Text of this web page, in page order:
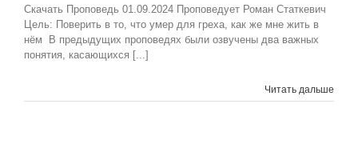
01.09.2024
Воскресная
проповедь,
Скачать Проповедь 01.09.2024 Проповедует Роман Статкевич
Цель: Поверить в то, что умер для греха, как же мне жить в
нём В предыдущих проповедях были озвучены два важных
понятия, касающихся [...]
Читать дальше